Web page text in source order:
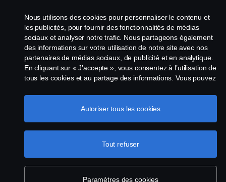
Nous utilisons des cookies pour personnaliser le contenu et
les publicités, pour fournir des fonctionnalités de médias
sociaux et analyser notre trafic. Nous partageons également
des informations sur votre utilisation de notre site avec nos
partenaires de médias sociaux, de publicité et en analytique.
En cliquant sur « J’accepte », vous consentez à l’utilisation de
tous les cookies et au partage des informations. Vous pouvez
des cookies » et en sélectionnant les catégories que vous
souhaitez accepter. Pour une explication plus détaillée de la
Paramètres des cookies
Tout refuser
Autoriser tous les cookies